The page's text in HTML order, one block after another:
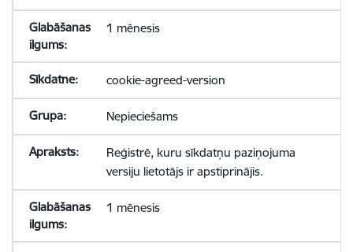
1 mēnesis
cookie-agreed-version
Nepieciešams
Reģistrē, kuru sīkdatņu paziņojuma
versiju lietotājs ir apstiprinājis.
1 mēnesis